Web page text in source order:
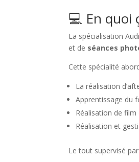
💻 En quoi
La spécialisation
et de séances
Cette spécialité
La réalisation
Apprentissage du
Réalisation de film
Réalisation et
Le tout supervisé